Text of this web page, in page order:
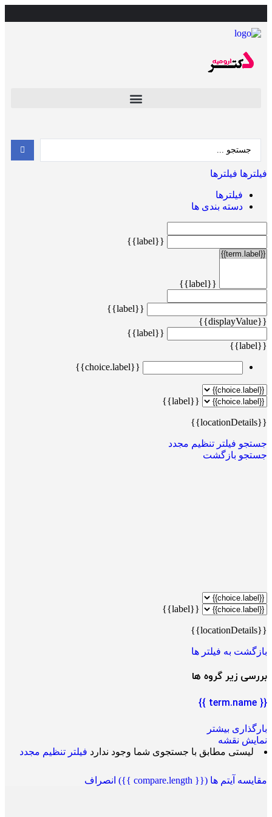
فیلترها فیلترها
فیلترها
دسته بندی ها
{{label}}
{{label}}
{{label}}
{{displayValue}}
{{label}}
{{label}}
{{choice.label}}
{{label}}
{{locationDetails}}
جستجو فیلتر تنظیم مجدد
جستجو بازگشت
{{label}}
{{locationDetails}}
بازگشت به فیلتر ها
بررسی زیر گروه ها
{{ term.name }}
بارگذاری بیشتر
نمایش نقشه
لیستی مطابق با جستجوی شما وجود ندارد فیلتر تنظیم مجدد
مقایسه آیتم ها ({{ compare.length }})
انصراف